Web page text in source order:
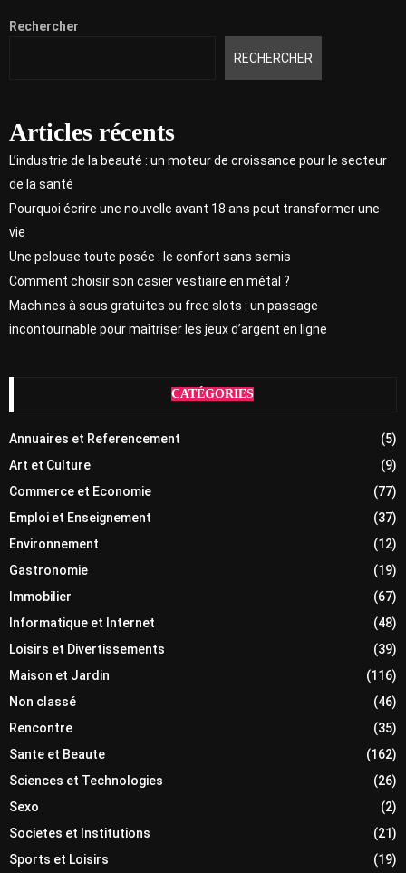
Rechercher
RECHERCHER
Articles récents
L’industrie de la beauté : un moteur de croissance pour le secteur
de la santé
Pourquoi écrire une nouvelle avant 18 ans peut transformer une
vie
Une pelouse toute posée : le confort sans semis
Comment choisir son casier vestiaire en métal ?
Machines à sous gratuites ou free slots : un passage
incontournable pour maîtriser les jeux d’argent en ligne
CATÉGORIES
Annuaires et Referencement
(5)
Art et Culture
(9)
Commerce et Economie
(77)
Emploi et Enseignement
(37)
Environnement
(12)
Gastronomie
(19)
Immobilier
(67)
Informatique et Internet
(48)
Loisirs et Divertissements
(39)
Maison et Jardin
(116)
Non classé
(46)
Rencontre
(35)
Sante et Beaute
(162)
Sciences et Technologies
(26)
Sexo
(2)
Societes et Institutions
(21)
Sports et Loisirs
(19)